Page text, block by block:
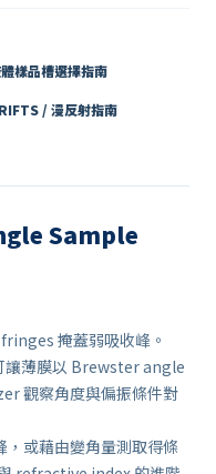
樣品槽選擇指南
/ 漫反射指南
Sample
掩蓋弱吸收峰。
薄膜以 Brewster angle
觀察角度與偏振條件對
或藉由變角量測取得條